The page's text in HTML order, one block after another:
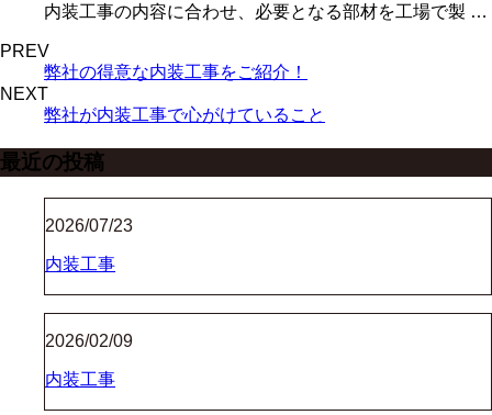
内装工事の内容に合わせ、必要となる部材を工場で製 …
PREV
弊社の得意な内装工事をご紹介！
NEXT
弊社が内装工事で心がけていること
最近の投稿
2026/07/23
内装工事
2026/02/09
内装工事